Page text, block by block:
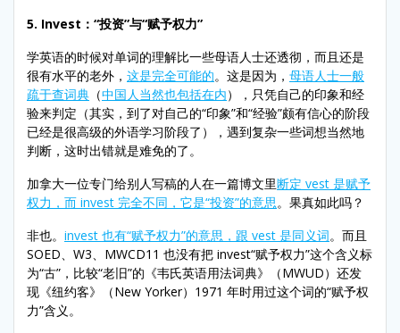
5. Invest ： “投资”与“赋予权力”
学英语的时候对单词的理解比一些母语人士还透彻，而且还是
很有水平的老外， 这是完全可能的。这是因为， 母语人士一般
疏于查词典 （中国人当然也包括在内），只凭自己的印象和经
验来判定（其实，到了对自己的“印象”和“经验”颇有信心的阶段
已经是很高级的外语学习阶段了），遇到复杂一些词想当然地
判断，这时出错就是难免的了。
加拿大一位专门给别人写稿的人在一篇博文里断定 vest 是赋予
权力，而 invest 完全不同，它是“投资”的意思。果真如此吗？
非也。 invest 也有“赋予权力”的意思，跟 vest 是同义词。而且
SOED、W3、MWCD11 也没有把 invest“赋予权力”这个含义标
为“古”，比较“老旧”的《韦氏英语用法词典》（MWUD）还发
现《纽约客》（New Yorker）1971 年时用过这个词的“赋予权
力”含义。